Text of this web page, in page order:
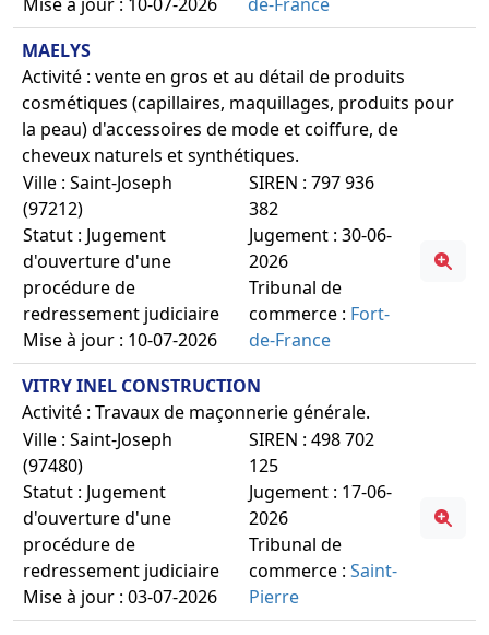
MAELYS
Activité : vente en gros et au détail de produits
cosmétiques (capillaires, maquillages, produits pour
la peau) d'accessoires de mode et coiffure, de
cheveux naturels et synthétiques.
Ville : Saint-Joseph
(97212)
Statut : Jugement
d'ouverture d'une
procédure de
redressement judiciaire
Mise à jour : 10-07-2026
SIREN : 797 936
382
Jugement : 30-06-
2026
Tribunal de
commerce : Fort-
de-France
VITRY INEL CONSTRUCTION
Activité : Travaux de maçonnerie générale.
Ville : Saint-Joseph
(97480)
Statut : Jugement
d'ouverture d'une
procédure de
redressement judiciaire
Mise à jour : 03-07-2026
SIREN : 498 702
125
Jugement : 17-06-
2026
Tribunal de
commerce :Saint-
Pierre